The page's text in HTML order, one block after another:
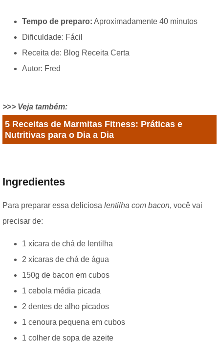
Tempo de preparo: Aproximadamente 40 minutos
Dificuldade: Fácil
Receita de: Blog Receita Certa
Autor: Fred
>>> Veja também:
5 Receitas de Marmitas Fitness: Práticas e
Nutritivas para o Dia a Dia
Ingredientes
Para preparar essa deliciosa lentilha com bacon, você vai
precisar de:
1 xícara de chá de lentilha
2 xícaras de chá de água
150g de bacon em cubos
1 cebola média picada
2 dentes de alho picados
1 cenoura pequena em cubos
1 colher de sopa de azeite